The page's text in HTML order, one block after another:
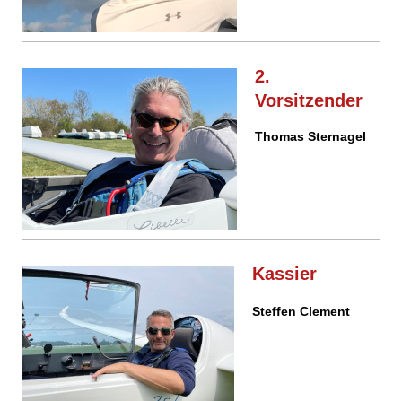
2.
Vorsitzender
Thomas Sternagel
Kassier
Steffen Clement